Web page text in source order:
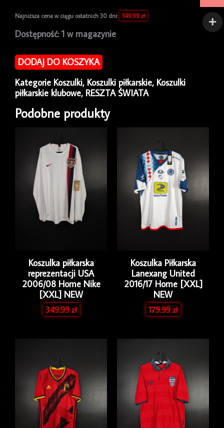
Najniższa cena w ciągu ostatnich 30 dni: 349.99 zł
Dostępność: 1 w magazynie
ilość
piłkarska
Videoton
Home
Adidas
Mirko
Ivanovski
DODAJ DO KOSZYKA
Kategorie Koszulki, Koszulki piłkarskie, Koszulki
piłkarskie klubowe, RESZTA ŚWIATA
Podobne produkty
Koszulka piłkarska
reprezentacji USA
2006/08 Home Nike
[XXL] NEW
349.99zł
Koszulka Piłkarska
Lanexang United
2016/17 Home [XXL]
NEW
179.99zł